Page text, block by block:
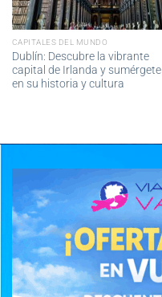
CAPITALES DEL MUNDO
Dublín: Descubre la vibrante
capital de Irlanda y sumérgete
en su historia y cultura